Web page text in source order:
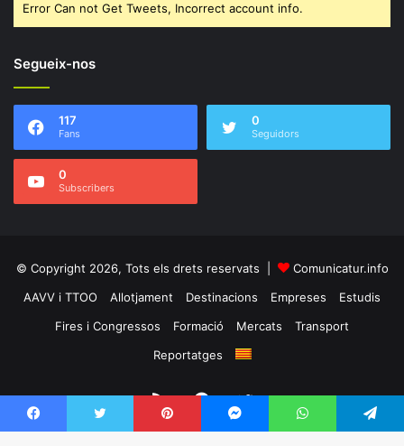
Error Can not Get Tweets, Incorrect account info.
Segueix-nos
117
Fans
0
Seguidors
0
Subscribers
© Copyright 2026, Tots els drets reservats |
Comunicatur.info
AAVV i TTOO
Allotjament Destinacions Empreses
Estudis
Fires i Congressos
Formació Mercats
Transport
Reportatges
RSS Facebook
Twitter
Facebook Twitter Pinterest Messenger WhatsApp Telegram